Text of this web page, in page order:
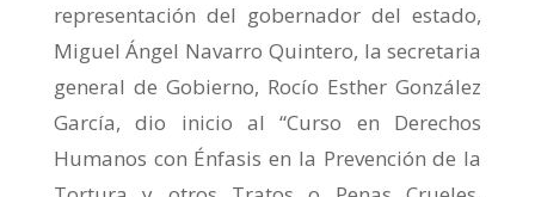
representación del gobernador del estado,
Miguel Ángel Navarro Quintero, la secretaria
general de Gobierno, Rocío Esther González
García, dio inicio al “Curso en Derechos
Humanos con Énfasis en la Prevención de la